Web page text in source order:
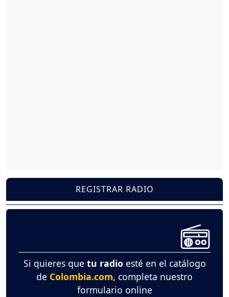
REGISTRAR RADIO
Si quieres que tu radio esté en el catálogo
de Colombia.com, completa nuestro
formulario online